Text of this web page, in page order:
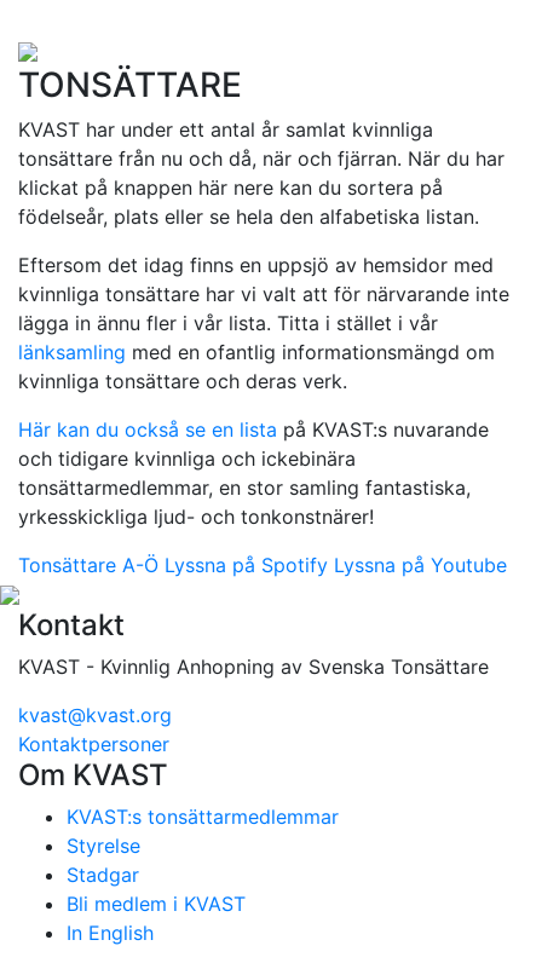
TONSÄTTARE
KVAST har under ett antal år samlat kvinnliga
tonsättare från nu och då, när och fjärran. När du har
klickat på knappen här nere kan du sortera på
födelseår, plats eller se hela den alfabetiska listan.
Eftersom det idag finns en uppsjö av hemsidor med
kvinnliga tonsättare har vi valt att för närvarande inte
lägga in ännu fler i vår lista. Titta i stället i vår
länksamling med en ofantlig informationsmängd om
kvinnliga tonsättare och deras verk.
Här kan du också se en lista på KVAST:s nuvarande
och tidigare kvinnliga och ickebinära
tonsättarmedlemmar, en stor samling fantastiska,
yrkesskickliga ljud- och tonkonstnärer!
Tonsättare A-Ö Lyssna på Spotify Lyssna på Youtube
Kontakt
KVAST - Kvinnlig Anhopning av Svenska Tonsättare
kvast@kvast.org
Kontaktpersoner
Om KVAST
KVAST:s tonsättarmedlemmar
Styrelse
Stadgar
Bli medlem i KVAST
In English